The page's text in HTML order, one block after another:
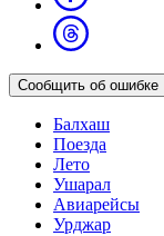
Сообщить об ошибке
Балхаш
Поезда
Лето
Ушарал
Авиарейсы
Урджар